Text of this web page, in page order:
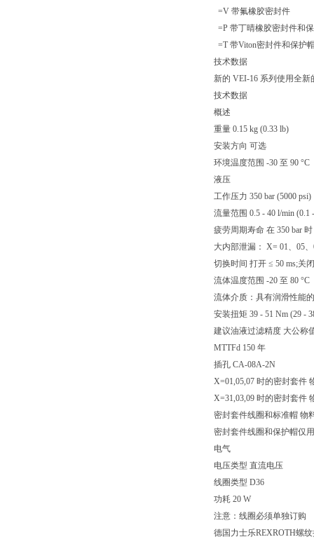
=V 带氟橡胶密封件
=P 带丁晴橡胶密封件和
=T 带Viton密封件和保护
技术数据
新的 VEI-16 系列使用全
技术数据
概述
重量 0.15 kg (0.33 lb)
安装方向 可选
环境温度范围 -30 至 90 °C
液压
工作压力 350 bar (5000 psi)
流量范围 0.5 - 40 l/min (0.1
疲劳周期寿命 在 350 bar
大内部泄漏： X= 01、05
切换时间 打开 ≤ 50 ms;关
流体温度范围 -20 至 80 °C
流体介质：具有润滑性能
安装扭矩 39 - 51 Nm (29 -
建议油液过滤精度 大公称
MTTFd 150 年
插孔 CA-08A-2N
X=01,05,07 时的密封套件
X=31,03,09 时的密封套件
密封套件线圈和标准帽 物
密封套件线圈和保护帽仅
电气
电压类型 直流电压
线圈类型 D36
功耗 20 W
注意：线圈必须单独订购
德国力士乐REXROTH螺